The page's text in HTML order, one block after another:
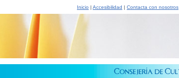
Inicio | Accesibilidad | Contacta con nosotros